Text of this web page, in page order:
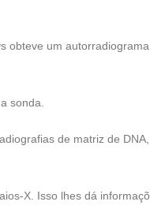
obteve um
sonda.
de matriz de
X. Isso lhes dá